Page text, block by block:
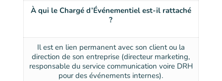
À qui le Chargé d’Événementiel est-il rattaché
?
Il est en lien permanent avec son client ou la
direction de son entreprise (directeur marketing,
responsable du service communication voire DRH
pour des événements internes).